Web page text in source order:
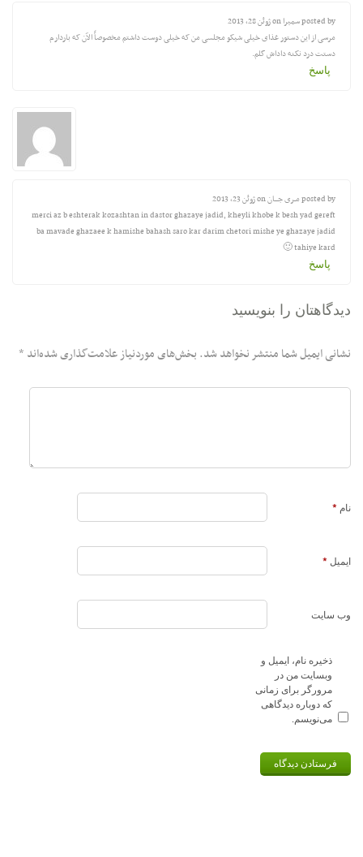
ژوئن 28, 2013
از این دستور غذای خیلی شیکو مجلسی من که خیلی دوست داشتم مخصوصاً الآن که باردارم
درد نکنه داداش گلم.
ژوئن 23, 2013
merci az b eshterak kozashtan in dastor ghazaye jadid, kheyli khobe k besh yad
ba mavade ghazaee k hamishe bahash saro kar darim chetori mishe ye ghazaye
را بنویسید
شما منتشر نخواهد شد.بخش‌های موردنیاز علامت‌گذاری شده‌اند*
نام، ایمیل و
من در
برای زمانی
دیدگاهی